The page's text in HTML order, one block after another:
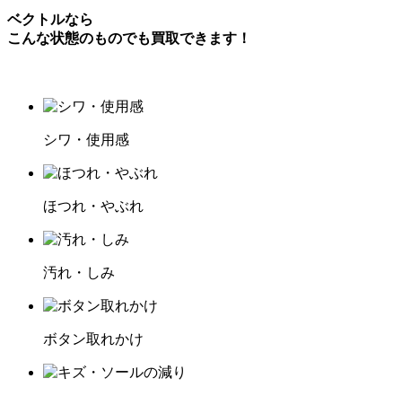
ベクトルなら
こんな状態のものでも買取できます！
シワ・使用感
ほつれ・やぶれ
汚れ・しみ
ボタン取れかけ